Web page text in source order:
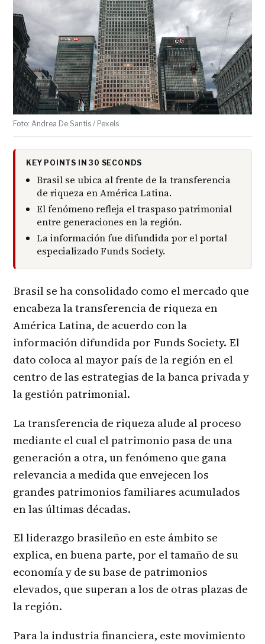
Foto: Andrea De Santis / Pexels
KEY POINTS IN 30 SECONDS
Brasil se ubica al frente de la transferencia
de riqueza en América Latina.
El fenómeno refleja el traspaso patrimonial
entre generaciones en la región.
La información fue difundida por el portal
especializado Funds Society.
Brasil se ha consolidado como el mercado que
encabeza la transferencia de riqueza en
América Latina, de acuerdo con la
información difundida por Funds Society. El
dato coloca al mayor país de la región en el
centro de las estrategias de la banca privada y
la gestión patrimonial.
La transferencia de riqueza alude al proceso
mediante el cual el patrimonio pasa de una
generación a otra, un fenómeno que gana
relevancia a medida que envejecen los
grandes patrimonios familiares acumulados
en las últimas décadas.
El liderazgo brasileño en este ámbito se
explica, en buena parte, por el tamaño de su
economía y de su base de patrimonios
elevados, que superan a los de otras plazas de
la región.
Para la industria financiera, este movimiento